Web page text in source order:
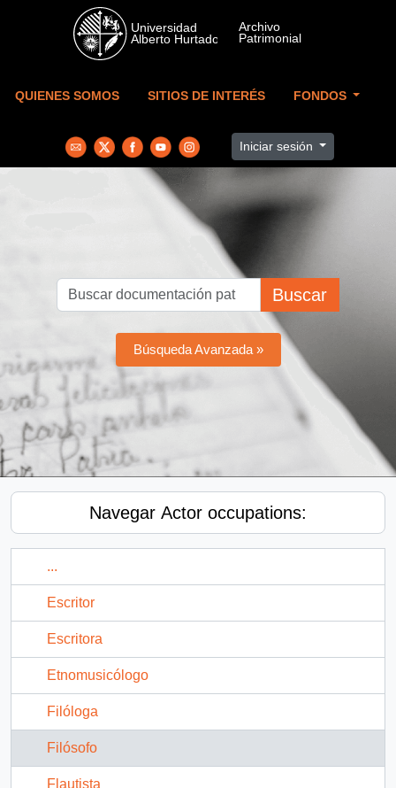
Skip to main content
QUIENES SOMOS SITIOS DE INTERÉS FONDOS
Iniciar sesión
Buscar
Búsqueda Avanzada »
Navegar Actor occupations:
...
Escritor
Escritora
Etnomusicólogo
Filóloga
Filósofo
Flautista